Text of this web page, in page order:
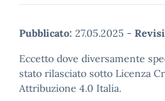
Pubblicato: 27.05.2025 -
Eccetto dove diversamente
stato rilasciato sotto Licenza
Attribuzione 4.0 Italia.